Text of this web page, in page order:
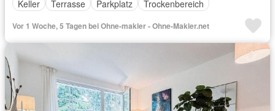
Keller
Terrasse Parkplatz Trockenbereich
Vor 1 Woche, 5 Tagen bei Ohne-makler - Ohne-Makler.net